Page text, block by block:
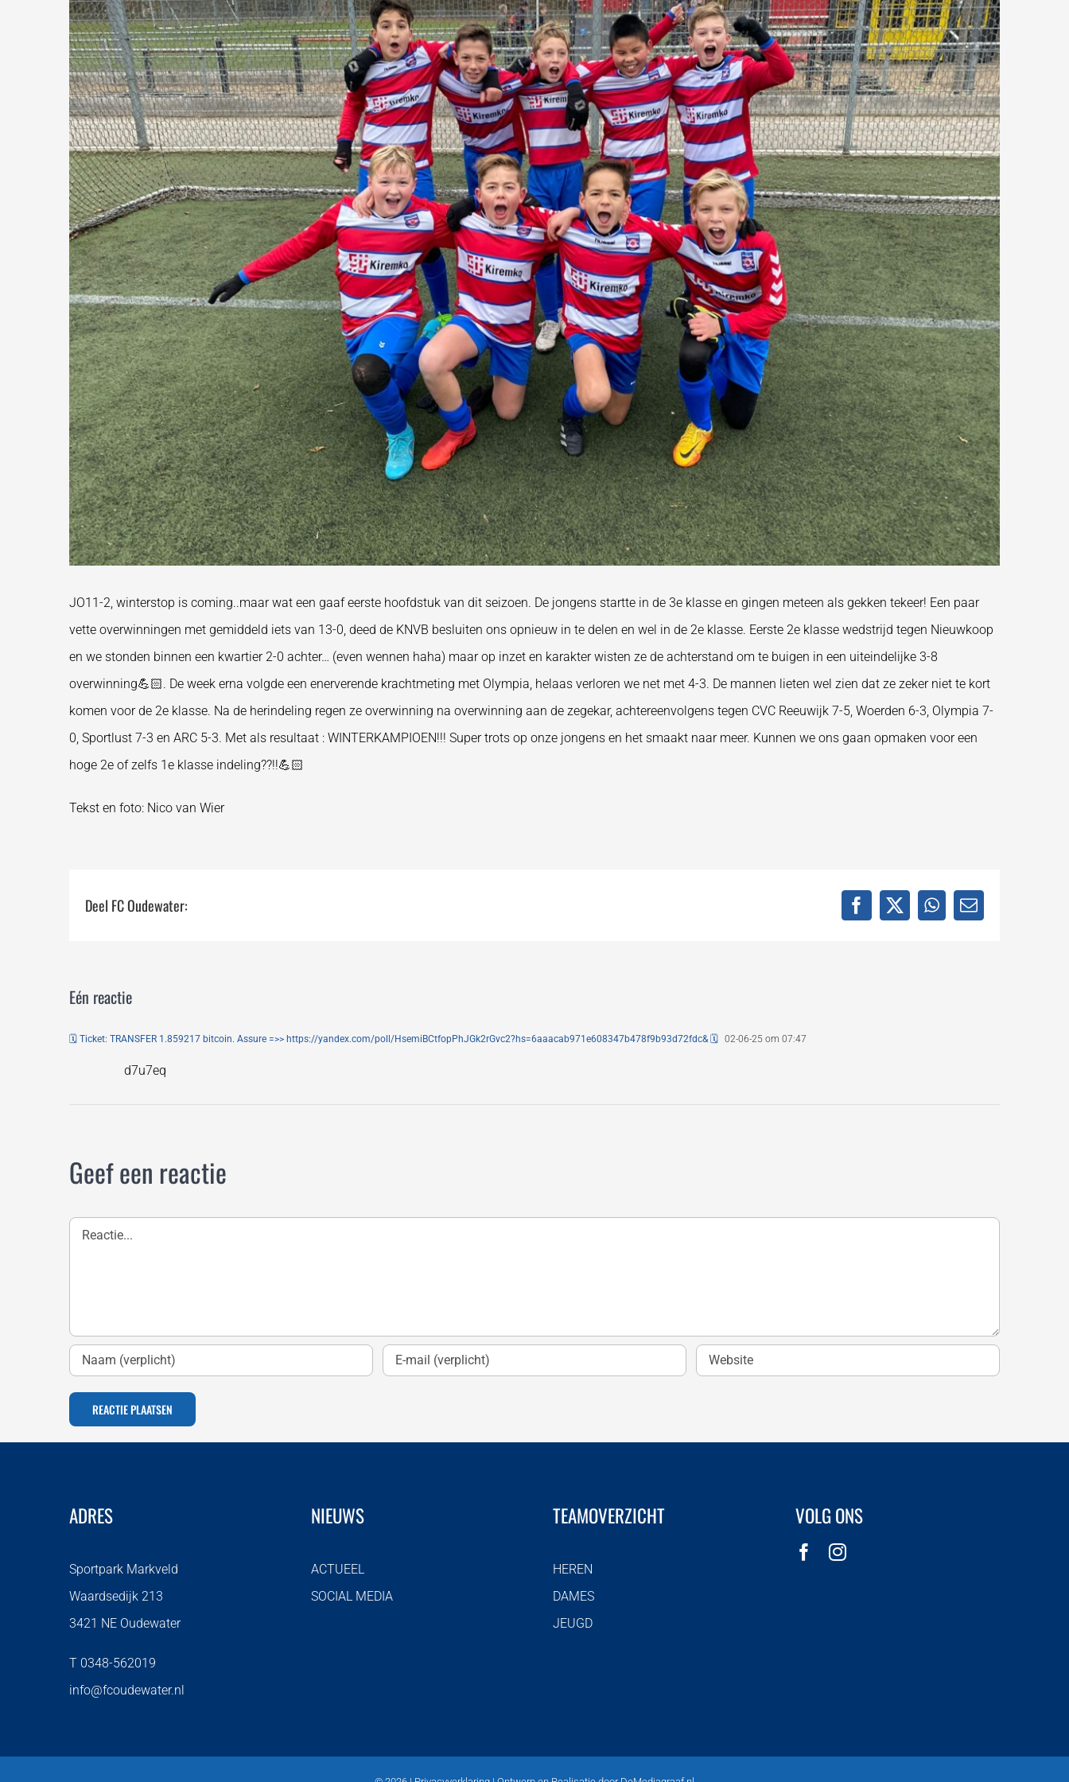
JO11-2, winterstop is coming..maar wat een gaaf eerste hoofdstuk van dit seizoen. De jongens startte in de 3e klasse en gingen meteen als gekken tekeer! Een paar
vette overwinningen met gemiddeld iets van 13-0, deed de KNVB besluiten ons opnieuw in te delen en wel in de 2e klasse. Eerste 2e klasse wedstrijd tegen Nieuwkoop
en we stonden binnen een kwartier 2-0 achter… (even wennen haha) maar op inzet en karakter wisten ze de achterstand om te buigen in een uiteindelijke 3-8
overwinning💪🏻. De week erna volgde een enerverende krachtmeting met Olympia, helaas verloren we net met 4-3. De mannen lieten wel zien dat ze zeker niet te kort
komen voor de 2e klasse. Na de herindeling regen ze overwinning na overwinning aan de zegekar, achtereenvolgens tegen CVC Reeuwijk 7-5, Woerden 6-3, Olympia 7-
0, Sportlust 7-3 en ARC 5-3. Met als resultaat : WINTERKAMPIOEN!!! Super trots op onze jongens en het smaakt naar meer. Kunnen we ons gaan opmaken voor een
hoge 2e of zelfs 1e klasse indeling??!!💪🏻
Tekst en foto: Nico van Wier
Deel FC Oudewater: Facebook
X WhatsApp
E-
Eén reactie
🗓 Ticket: TRANSFER 1.859217 bitcoin. Assure =>> https://yandex.com/poll/HsemiBCtfopPhJGk2rGvc2?hs=6aaacab971e608347b478f9b93d72fdc& 🗓 02-06-25 om 07:47
d7u7eq
Geef een reactie
Reactie
ADRES
Sportpark Markveld
Waardsedijk 213
3421 NE Oudewater
T 0348-562019
info@fcoudewater.nl
NIEUWS
ACTUEEL
SOCIAL MEDIA
TEAMOVERZICHT
HEREN
DAMES
JEUGD
VOLG ONS